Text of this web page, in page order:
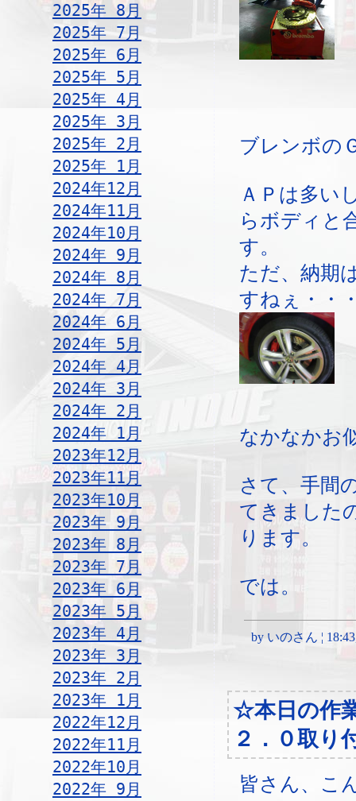
2025年 8月
2025年 7月
2025年 6月
2025年 5月
2025年 4月
2025年 3月
2025年 2月
2025年 1月
2024年12月
2024年11月
2024年10月
2024年 9月
2024年 8月
2024年 7月
2024年 6月
2024年 5月
2024年 4月
2024年 3月
2024年 2月
2024年 1月
2023年12月
2023年11月
2023年10月
2023年 9月
2023年 8月
2023年 7月
2023年 6月
2023年 5月
2023年 4月
2023年 3月
2023年 2月
2023年 1月
2022年12月
2022年11月
2022年10月
2022年 9月
ブレンボの
ＡＰは多い
らボディと
す。
ただ、納期
すねぇ・・
なかなかお
さて、手間
てきました
ります。
では。
by いのさん ¦
☆本日の作
２．０取り
皆さん、こ